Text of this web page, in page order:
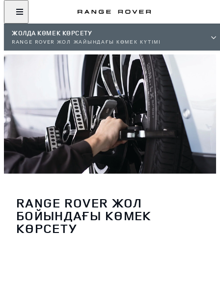
ЖОЛДА КӨМЕК КӨРСЕТУ
RANGE ROVER ЖОЛ ЖАЙЫНДАҒЫ КӨМЕК КҮТІМІ
RANGE ROVER ЖОЛ
БОЙЫНДАҒЫ КӨМЕК
КӨРСЕТУ